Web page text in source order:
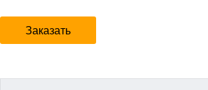
Заказать